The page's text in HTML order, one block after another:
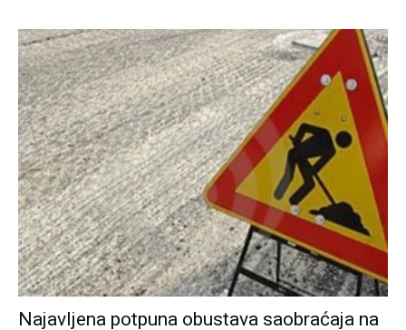
Najavljena potpuna obustava saobraćaja na